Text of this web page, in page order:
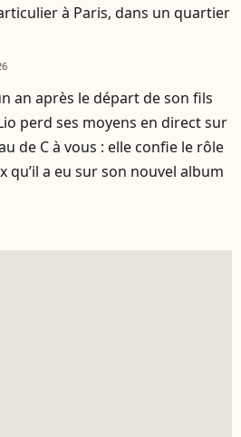
à Paris, dans un quartier
an après le départ de son fils
perd ses moyens en direct sur
de C à vous : elle confie le rôle
qu’il a eu sur son nouvel album